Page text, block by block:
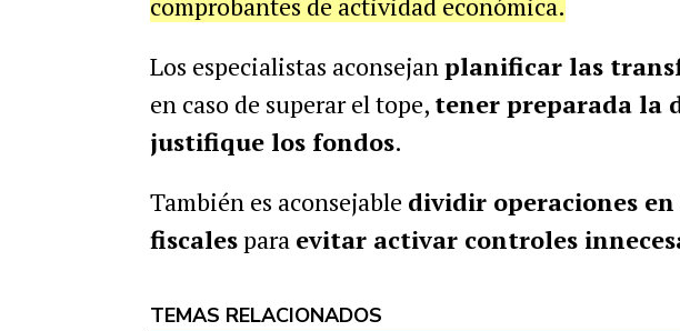
comprobantes de actividad económica.
Los especialistas aconsejanplanificar las
en caso de superar el tope, tener preparada la
justifique los fondos.
También es aconsejable dividir operaciones
fiscalespara evitar activar controles
TEMAS RELACIONADOS